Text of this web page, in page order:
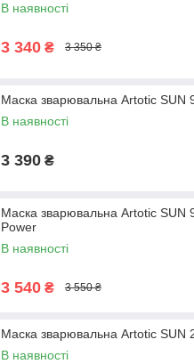
В наявності
3 340 ₴ 3 350 ₴
Маска зварювальна Artotic SUN
В наявності
3 390 ₴
Маска зварювальна Artotic SUN
Power
В наявності
3 540 ₴ 3 550 ₴
Маска зварювальна Artotic SUN
В наявності